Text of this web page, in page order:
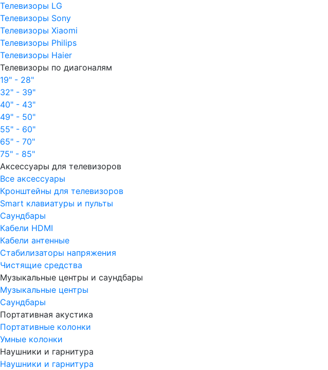
Телевизоры LG
Телевизоры Sony
Телевизоры Xiaomi
Телевизоры Philips
Телевизоры Haier
Телевизоры по диагоналям
19" - 28"
32" - 39"
40" - 43"
49" - 50"
55" - 60"
65" - 70"
75" - 85"
Аксессуары для телевизоров
Все аксессуары
Кронштейны для телевизоров
Smart клавиатуры и пульты
Саундбары
Кабели HDMI
Кабели антенные
Стабилизаторы напряжения
Чистящие средства
Музыкальные центры и саундбары
Музыкальные центры
Саундбары
Портативная акустика
Портативные колонки
Умные колонки
Наушники и гарнитура
Наушники и гарнитура